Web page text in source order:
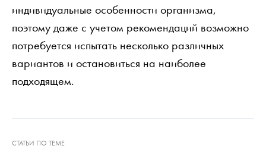
индивидуальные особенности организма,
поэтому даже с учетом рекомендаций возможно
потребуется испытать несколько различных
вариантов и остановиться на наиболее
подходящем.